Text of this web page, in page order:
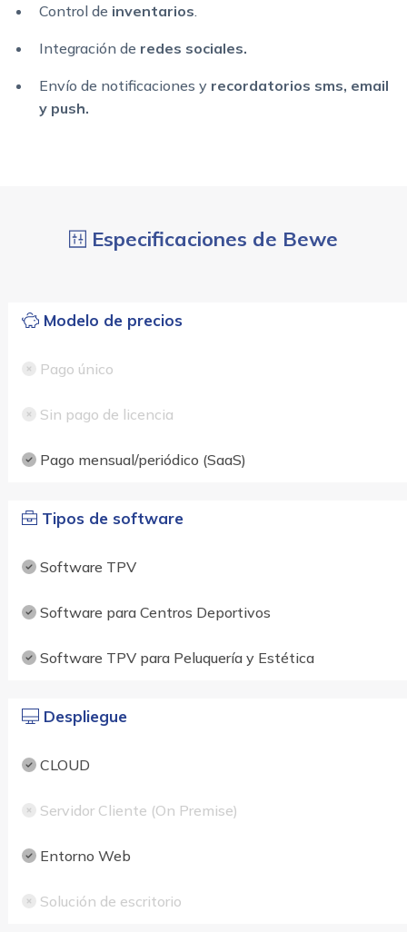
Control de inventarios
Integración de redes sociales.
Envío de notificaciones y recordatorios sms, email
y push.
Especificaciones de Bewe
Modelo de precios
Pago único
Sin pago de licencia
Pago mensual/periódico (SaaS)
Tipos de software
Software TPV
Software para Centros Deportivos
Software TPV para Peluquería y Estética
Despliegue
CLOUD
Servidor Cliente (On Premise)
Entorno Web
Solución de escritorio